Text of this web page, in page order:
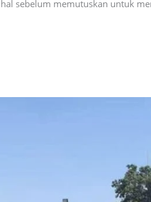
sebelum memutuskan untuk